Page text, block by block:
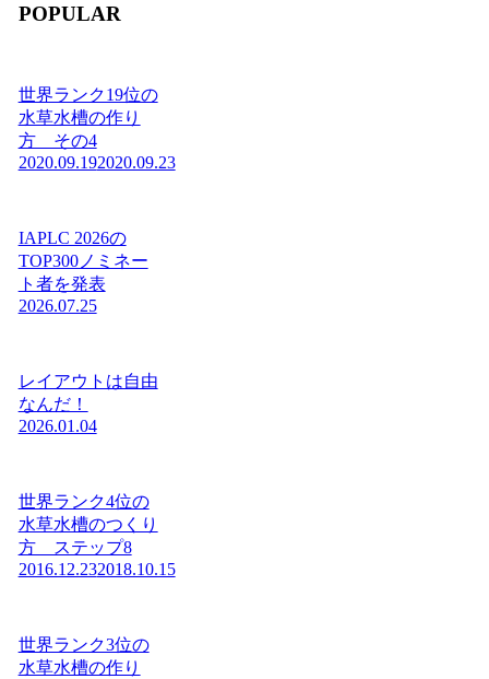
POPULAR
世界ランク19位の
水草水槽の作り
方 その4
2020.09.192020.09.23
IAPLC 2026の
TOP300ノミネー
ト者を発表
2026.07.25
レイアウトは自由
なんだ！
2026.01.04
世界ランク4位の
水草水槽のつくり
方 ステップ8
2016.12.232018.10.15
世界ランク3位の
水草水槽の作り